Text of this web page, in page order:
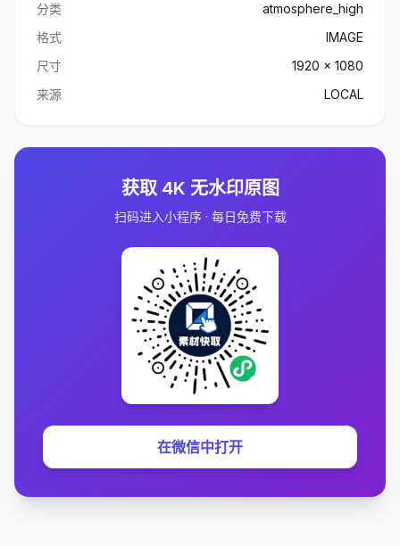
分类
atmosphere_high
格式
IMAGE
尺寸
1920 x 1080
来源
LOCAL
获取 4K 无水印原图
扫码进入小程序 · 每日免费下载
在微信中打开